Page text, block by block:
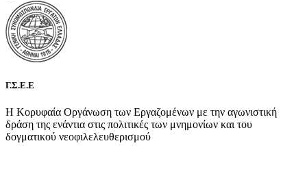
Γ.Σ.Ε.Ε
Η Κορυφαία Οργάνωση των Εργαζομένων με την αγωνιστική
δράση της ενάντια στις πολιτικές των μνημονίων και του
δογματικού νεοφιλελευθερισμού